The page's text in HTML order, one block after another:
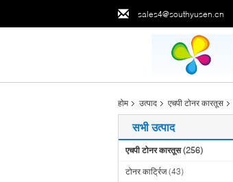
sales4@southyusen.cn
होम उत्पाद एचपी टोनर कारतूस
सभी उत्पाद
एचपी टोनर कारतूस (256)
टोनर कार्ट्रिज (43)